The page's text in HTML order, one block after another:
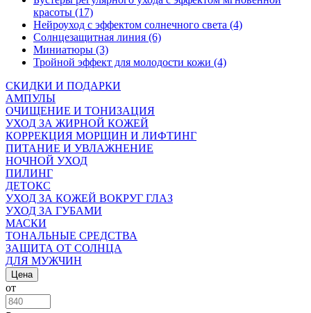
красоты (17)
Нейроуход с эффектом солнечного света (4)
Солнцезащитная линия (6)
Миниатюры (3)
Тройной эффект для молодости кожи (4)
СКИДКИ И ПОДАРКИ
АМПУЛЫ
ОЧИЩЕНИЕ И ТОНИЗАЦИЯ
УХОД ЗА ЖИРНОЙ КОЖЕЙ
КОРРЕКЦИЯ МОРЩИН И ЛИФТИНГ
ПИТАНИЕ И УВЛАЖНЕНИЕ
НОЧНОЙ УХОД
ПИЛИНГ
ДЕТОКС
УХОД ЗА КОЖЕЙ ВОКРУГ ГЛАЗ
УХОД ЗА ГУБАМИ
МАСКИ
ТОНАЛЬНЫЕ СРЕДСТВА
ЗАЩИТА ОТ СОЛНЦА
ДЛЯ МУЖЧИН
Цена
от